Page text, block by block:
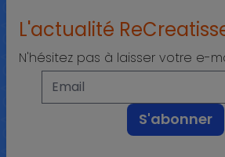
L'actualité
N'hésitez pas à laisser votre e-